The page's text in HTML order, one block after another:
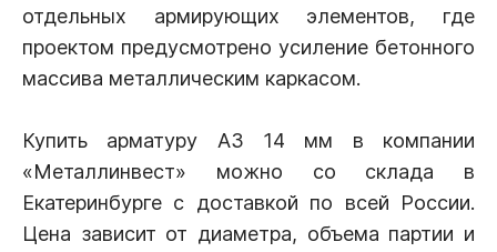
отдельных армирующих элементов, где
проектом предусмотрено усиление бетонного
массива металлическим каркасом.
Купить арматуру А3 14 мм в компании
«Металлинвест» можно со склада в
Екатеринбурге с доставкой по всей России.
Цена зависит от диаметра, объема партии и